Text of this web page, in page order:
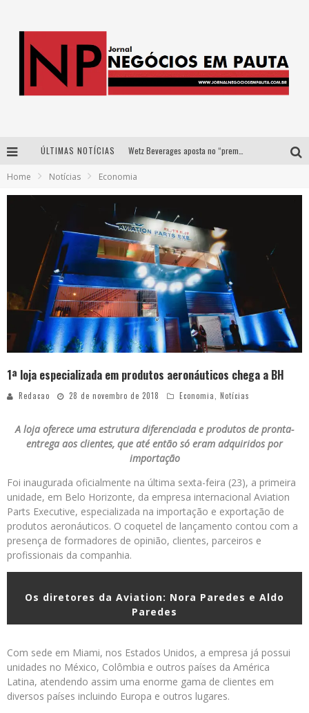
ÚLTIMAS NOTÍCIAS
Home Notícias Economia
1ª loja especializada em produtos aeronáuticos chega a BH
Redacao 28 de novembro de 2018 Economia, Notícias
A loja oferece uma estrutura diferenciada e produtos de pronta-
entrega aos clientes, que até então só eram adquiridos por
importação
Foi inaugurada oficialmente na última sexta-feira (23), a primeira
unidade, em Belo Horizonte, da empresa internacional Aviation
Parts Executive, especializada na importação e exportação de
produtos aeronáuticos. O coquetel de lançamento contou com a
presença de formadores de opinião, clientes, parceiros e
profissionais da companhia.
Os diretores da Aviation: Nora Paredes e Aldo
Paredes
Com sede em Miami, nos Estados Unidos, a empresa já possui
unidades no México, Colômbia e outros países da América
Latina, atendendo assim uma enorme gama de clientes em
diversos países incluindo Europa e outros lugares.